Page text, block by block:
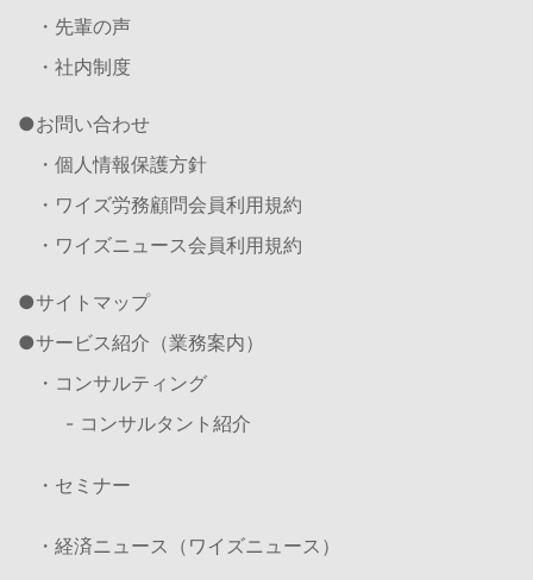
・先輩の声
・社内制度
お問い合わせ
・個人情報保護方針
・ワイズ労務顧問会員利用規約
・ワイズニュース会員利用規約
サイトマップ
サービス紹介（業務案内）
・コンサルティング
- コンサルタント紹介
・セミナー
・経済ニュース（ワイズニュース）